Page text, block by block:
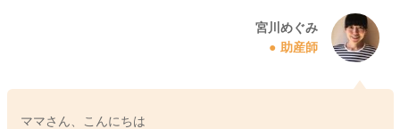
宮川めぐみ
助産師
ママさん、こんにちは